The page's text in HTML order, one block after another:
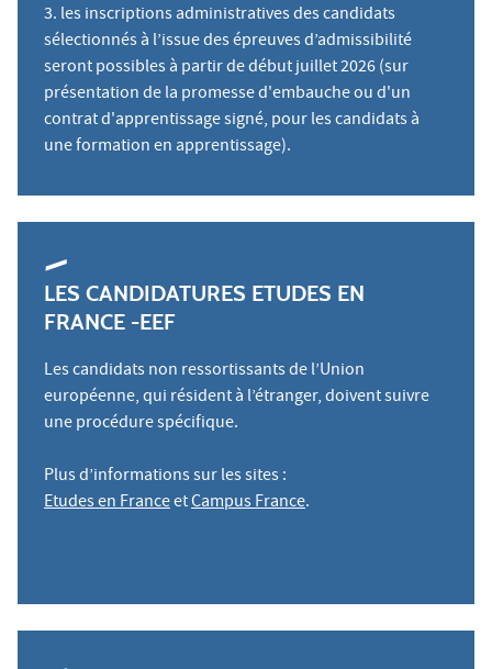
3. les inscriptions administratives des candidats
sélectionnés à l’issue des épreuves d’admissibilité
seront possibles à partir de début juillet 2026 (sur
présentation de la promesse d'embauche ou d'un
contrat d'apprentissage signé, pour les candidats à
une formation en apprentissage).
LES CANDIDATURES ETUDES EN
FRANCE -EEF
Les candidats non ressortissants de l’Union
européenne, qui résident à l’étranger, doivent suivre
une procédure spécifique.
Plus d’informations sur les sites :
Etudes en FranceetCampus France.